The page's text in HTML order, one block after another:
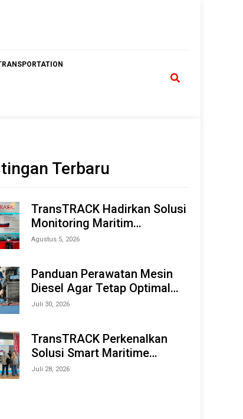
Terbaru
TransTRACK Hadirkan Solusi
Monitoring Maritim
Terintegrasi Berbasis AI &
Offshore Expo (IMOX) 2026
Agustus 5, 2026
Panduan Perawatan Mesin
Diesel Agar Tetap Optimal
dan Tahan Lama
Juli 30, 2026
TransTRACK Perkenalkan
Solusi Smart Maritime
Monitoring Berbasis AI dan
Juli 28, 2026